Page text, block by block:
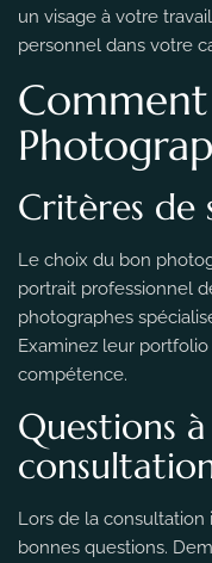
un visage à votre
personnel dans votre
Critères de
Le choix du bon
portrait professionnel
photographes
Examinez leur
compétence.
Questions
Lors de la consultation
bonnes questions.